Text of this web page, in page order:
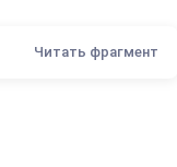
Читать фрагмент